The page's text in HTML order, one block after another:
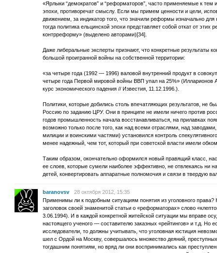
«Ярлыки “демократов” и “реформаторов”, часто применяемые к
эпохи, противоречат смыслу. Если мы примем ценности и цели,
движением, за индикатор того, что значили реформы изначально
тогда политика ельцинской эпохи представляет собой откат от
контрреформу» (выделено авторами)[34].
Даже либеральные эксперты признают, что конкретные результаты
большой проигранной войны на собственной территории:
«за четыре года (1992 — 1996) валовой внутренний продукт в
четыре года Первой мировой войны ВВП упал на 25%» (Илларионов
курс экономического падения // Известия, 11.12.1996.).
Политики, которые добились столь впечатляющих результатов, не
Россию по заданию ЦРУ. Они в принципе не имели ничего против
годов промышленность начала восстанавливаться, на прилавках
возможно только после того, как над всеми отраслями, над
милиции и воинскими частями) установился контроль
менее надежный, чем тот, который при советской власти имели
Таким образом, окончательно оформился новый правящий класс,
ее слоев, которые сумели наиболее эффективно, не отвлекаясь ни
детей, конвертировать аппаратные полномочия и связи в твердую
baranovsv
28 октября 2012, 15:35
Применимы ли к подобным ситуациям понятия из уголовного
заголовок своей знаменитой статьи о «реформаторах» слово
3.06.1994). И в каждой конкретной житейской ситуации мы вправе
настоящего ученого — составителю заказных «рейтингов» и т.д. Но
исследователи, то должны учитывать, что уголовная юстиция
шел с Ордой на Москву, совершалось множество деяний,
тогдашним понятиям, но вряд ли они воспринимались как